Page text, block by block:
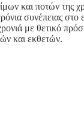
και ποτών της
συνέπειας στο
με θετικό
και εκθετών.